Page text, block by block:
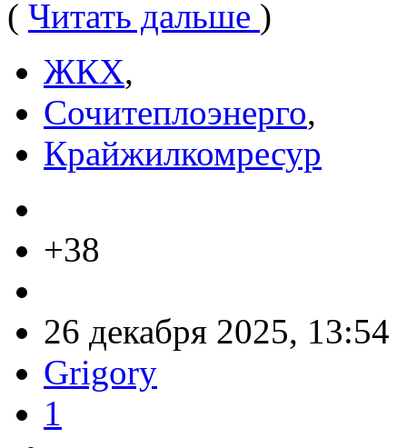
( Читать дальше )
ЖКХ,
Сочитеплоэнерго,
Крайжилкомресур
+38
26 декабря 2025, 13:54
Grigory
1